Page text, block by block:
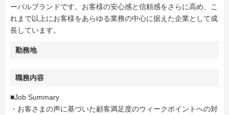
ーバルブランドです。お客様の安心感と信頼感をさらに高め、こ
れまで以上にお客様をあらゆる業務の中心に据えた企業として成
長しています。
勤務地
職務内容
■Job Summary
・お客さまの声に基づいた顧客満足度のウィークポイントへの対